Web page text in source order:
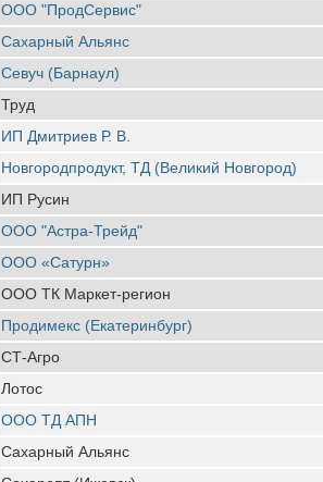
ООО "ПродСервис"
Сахарный Альянс
Севуч (Барнаул)
Труд
ИП Дмитриев Р. В.
Новгородпродукт, ТД (Великий Новгород)
ИП Русин
ООО "Астра-Трейд"
ООО «Сатурн»
ООО ТК Маркет-регион
Продимекс (Екатеринбург)
СТ-Агро
Лотос
ООО ТД АПН
Сахарный Альянс